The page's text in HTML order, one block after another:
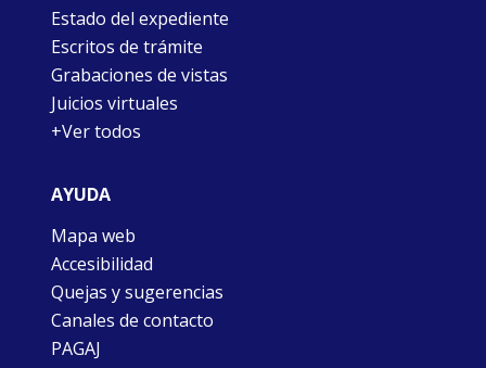
Estado del expediente
Escritos de trámite
Grabaciones de vistas
Juicios virtuales
+Ver todos
AYUDA
Mapa web
Accesibilidad
Quejas y sugerencias
Canales de contacto
PAGAJ